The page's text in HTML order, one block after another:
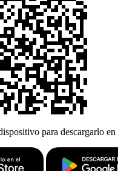
para descargarlo